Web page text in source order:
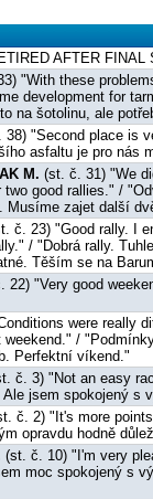
AFTER FINAL
"With these
development for
na šotolinu, ale
38) "Second place is
asfaltu je pro nás
M. (st. č. 31) "We
two good rallies." /
Musíme zajet další
č. 23) "Good rally. I
/ "Dobrá rally.
Těším se na
22) "Very good
were really
/
Perfektní víkend."
č. 3) "Not an easy
jsem spokojený s
č. 2) "It's more
opravdu hodně
(st. č. 10) "I'm very
moc spokojený s